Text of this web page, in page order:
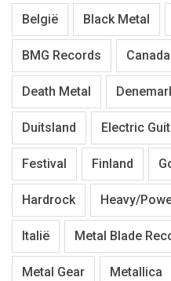
België Black Metal
BMG Records Canada
Death Metal
Duitsland Electric
Festival Finland
Hardrock Heavy/
Italië Metal Blade
Metal Gear Metallica